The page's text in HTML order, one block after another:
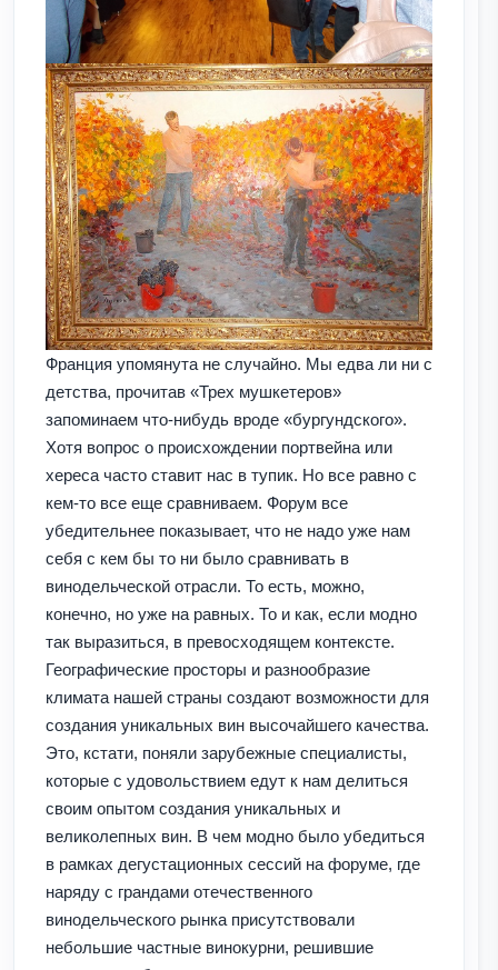
Франция упомянута не случайно. Мы едва ли ни с
детства, прочитав «Трех мушкетеров»
запоминаем что-нибудь вроде «бургундского».
Хотя вопрос о происхождении портвейна или
хереса часто ставит нас в тупик. Но все равно с
кем-то все еще сравниваем. Форум все
убедительнее показывает, что не надо уже нам
себя с кем бы то ни было сравнивать в
винодельческой отрасли. То есть, можно,
конечно, но уже на равных. То и как, если модно
так выразиться, в превосходящем контексте.
Географические просторы и разнообразие
климата нашей страны создают возможности для
создания уникальных вин высочайшего качества.
Это, кстати, поняли зарубежные специалисты,
которые с удовольствием едут к нам делиться
своим опытом создания уникальных и
великолепных вин. В чем модно было убедиться
в рамках дегустационных сессий на форуме, где
наряду с грандами отечественного
винодельческого рынка присутствовали
небольшие частные винокурни, решившие